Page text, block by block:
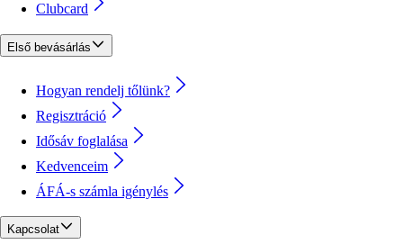
Clubcard
Első bevásárlás
Hogyan rendelj tőlünk?
Regisztráció
Idősáv foglalása
Kedvenceim
ÁFÁ-s számla igénylés
Kapcsolat